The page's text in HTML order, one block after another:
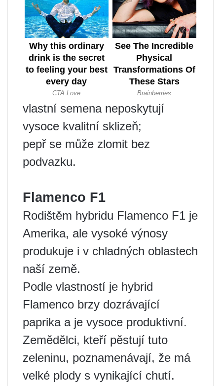
vlastní semena neposkytují
vysoce kvalitní sklizeň;
pepř se může zlomit bez
podvazku.
Flamenco F1
Rodištěm hybridu Flamenco F1 je
Amerika, ale vysoké výnosy
produkuje i v chladných oblastech
naší země.
Podle vlastností je hybrid
Flamenco brzy dozrávající
paprika a je vysoce produktivní.
Zemědělci, kteří pěstují tuto
zeleninu, poznamenávají, že má
velké plody s vynikající chutí.